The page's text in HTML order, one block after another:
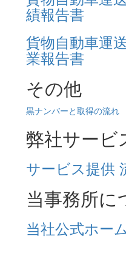
績報告書
貨物自動車運
業報告書
その他
黒ナンバーと取得の流れ
弊社サービ
サービス提供
当事務所に
当社公式ホー